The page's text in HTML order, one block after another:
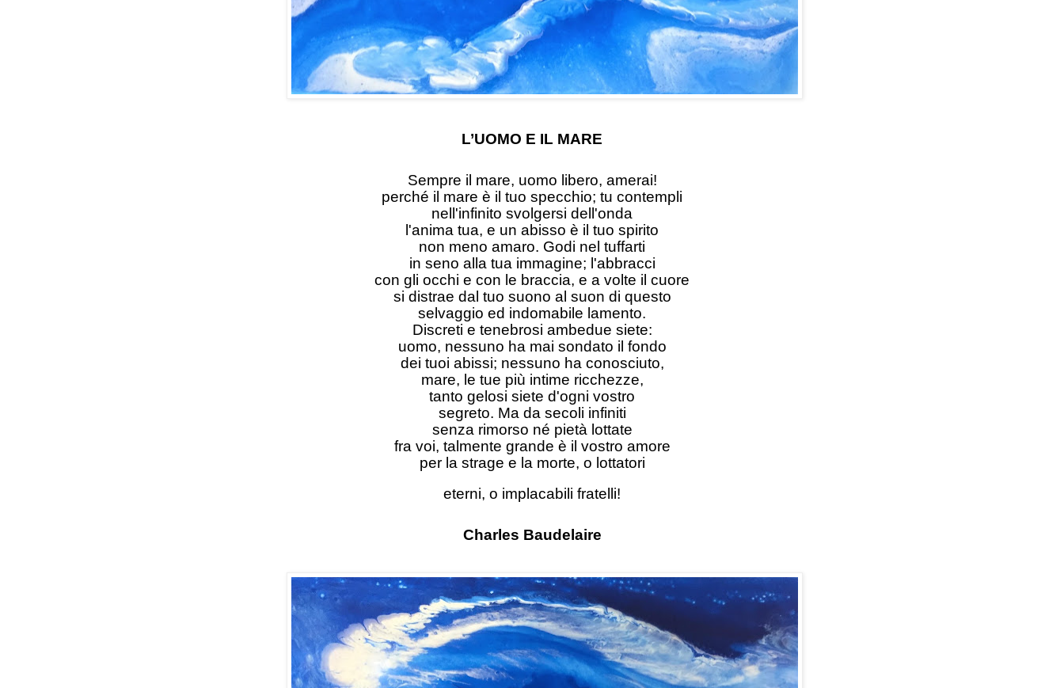
L’UOMO E IL MARE
Sempre il mare, uomo libero, amerai!
perché il mare è il tuo specchio; tu contempli
nell'infinito svolgersi dell'onda
l'anima tua, e un abisso è il tuo spirito
non meno amaro. Godi nel tuffarti
in seno alla tua immagine; l'abbracci
con gli occhi e con le braccia, e a volte il cuore
si distrae dal tuo suono al suon di questo
selvaggio ed indomabile lamento.
Discreti e tenebrosi ambedue siete:
uomo, nessuno ha mai sondato il fondo
dei tuoi abissi; nessuno ha conosciuto,
mare, le tue più intime ricchezze,
tanto gelosi siete d'ogni vostro
segreto. Ma da secoli infiniti
senza rimorso né pietà lottate
fra voi, talmente grande è il vostro amore
per la strage e la morte, o lottatori
eterni, o implacabili fratelli!
Charles Baudelaire